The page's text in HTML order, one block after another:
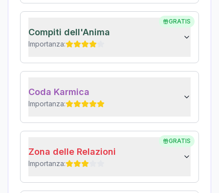
GRATIS
Compiti dell'Anima
Importanza:
Coda Karmica
Importanza:
GRATIS
Zona delle Relazioni
Importanza: